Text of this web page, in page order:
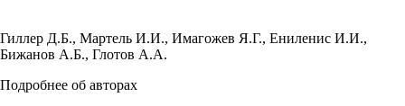
Гиллер Д.Б., Мартель И.И., Имагожев Я.Г., Ениленис И.И.,
Бижанов А.Б., Глотов А.А.
Подробнее об авторах